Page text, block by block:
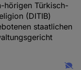
hörigen Türkisch-
(DITIB)
staatlichen